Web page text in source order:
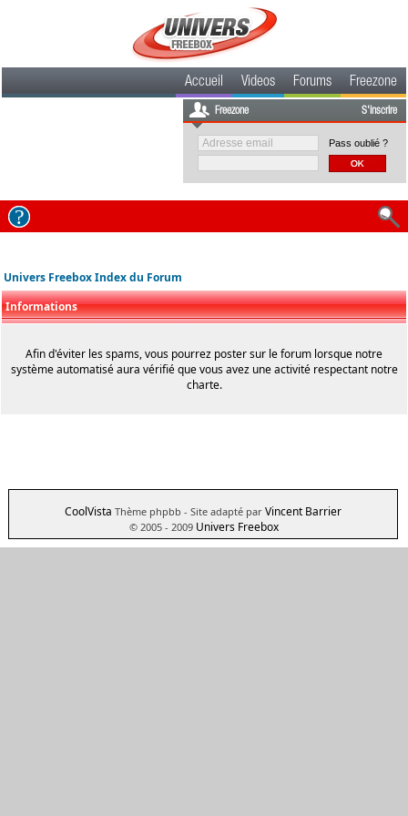
Accueil Videos Forums Freezone
Freezone S'inscrire
Pass oublié ?
Univers Freebox Index du Forum
Informations
Afin d'éviter les spams, vous pourrez poster sur le forum lorsque notre
système automatisé aura vérifié que vous avez une activité respectant notre
charte.
CoolVista Thème phpbb - Site adapté par Vincent Barrier
© 2005 - 2009 Univers Freebox